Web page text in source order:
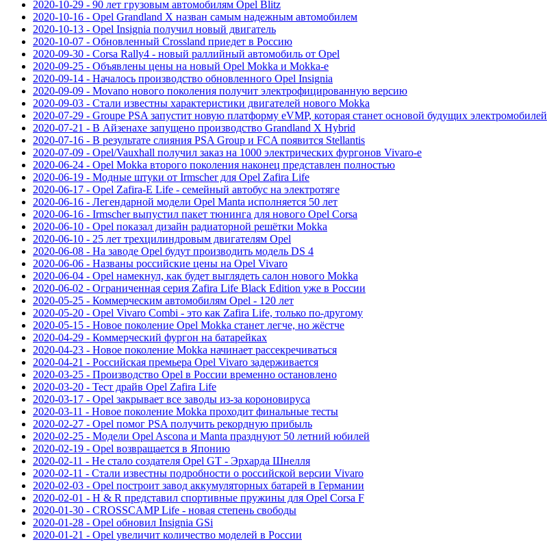
2020-10-29 - 90 лет грузовым автомобилям Opel Blitz
2020-10-16 - Opel Grandland Х назван самым надежным автомобилем
2020-10-13 - Opel Insignia получил новый двигатель
2020-10-07 - Обновленный Crossland приедет в Россию
2020-09-30 - Corsa Rally4 - новый раллийный автомобиль от Opel
2020-09-25 - Объявлены цены на новый Opel Mokka и Mokka-e
2020-09-14 - Началось производство обновленного Opel Insignia
2020-09-09 - Movano нового поколения получит электрофицированную версию
2020-09-03 - Стали известны характеристики двигателей нового Mokka
2020-07-29 - Groupe PSA запустит новую платформу eVMP, которая станет основой будущих электромобилей
2020-07-21 - В Айзенахе запущено производство Grandland X Hybrid
2020-07-16 - В результате слияния PSA Group и FCA появится Stellantis
2020-07-09 - Opel/Vauxhall получил заказ на 1000 электрических фургонов Vivaro-e
2020-06-24 - Opel Mokka второго поколения наконец представлен полностью
2020-06-19 - Модные штуки от Irmscher для Opel Zafira Life
2020-06-17 - Opel Zafira-E Life - семейный автобус на электротяге
2020-06-16 - Легендарной модели Opel Manta исполняется 50 лет
2020-06-16 - Irmscher выпустил пакет тюнинга для нового Opel Corsa
2020-06-10 - Opel показал дизайн радиаторной решётки Mokka
2020-06-10 - 25 лет трехцилиндровым двигателям Opel
2020-06-08 - На заводе Opel будут производить модель DS 4
2020-06-06 - Названы российские цены на Opel Vivaro
2020-06-04 - Opel намекнул, как будет выглядеть салон нового Mokka
2020-06-02 - Ограниченная серия Zafira Life Black Edition уже в России
2020-05-25 - Коммерческим автомобилям Opel - 120 лет
2020-05-20 - Opel Vivaro Combi - это как Zafira Life, только по-другому
2020-05-15 - Новое поколение Opel Mokka станет легче, но жёстче
2020-04-29 - Коммерческий фургон на батарейках
2020-04-23 - Новое поколение Mokka начинает рассекречиваться
2020-04-21 - Российская премьера Opel Vivaro задерживается
2020-03-25 - Производство Opel в России временно остановлено
2020-03-20 - Тест драйв Opel Zafira Life
2020-03-17 - Opel закрывает все заводы из-за короновируса
2020-03-11 - Новое поколение Mokka проходит финальные тесты
2020-02-27 - Opel помог PSA получить рекордную прибыль
2020-02-25 - Модели Opel Ascona и Manta празднуют 50 летний юбилей
2020-02-19 - Opel возвращается в Японию
2020-02-11 - Не стало создателя Opel GT - Эрхарда Шнелля
2020-02-11 - Стали известны подробности о российской версии Vivaro
2020-02-03 - Opel построит завод аккумуляторных батарей в Германии
2020-02-01 - H & R представил спортивные пружины для Opel Corsa F
2020-01-30 - CROSSCAMP Life - новая степень свободы
2020-01-28 - Opel обновил Insignia GSi
2020-01-21 - Opel увеличит количество моделей в России